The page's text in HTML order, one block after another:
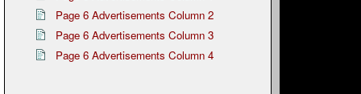
Page 6 Advertisements Column 2
Page 6 Advertisements Column 3
Page 6 Advertisements Column 4